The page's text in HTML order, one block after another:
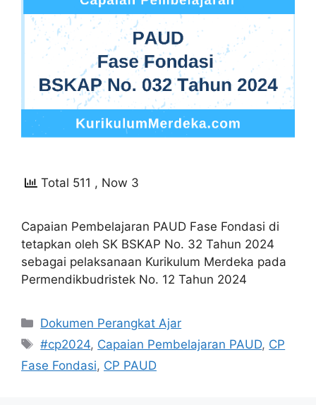
Total 511 , Now 3
Capaian Pembelajaran PAUD Fase Fondasi di
tetapkan oleh SK BSKAP No. 32 Tahun 2024
sebagai pelaksanaan Kurikulum Merdeka pada
Permendikbudristek No. 12 Tahun 2024
Kategori
Dokumen Perangkat Ajar
Tag
#cp2024, Capaian Pembelajaran PAUD, CP
Fase Fondasi, CP PAUD